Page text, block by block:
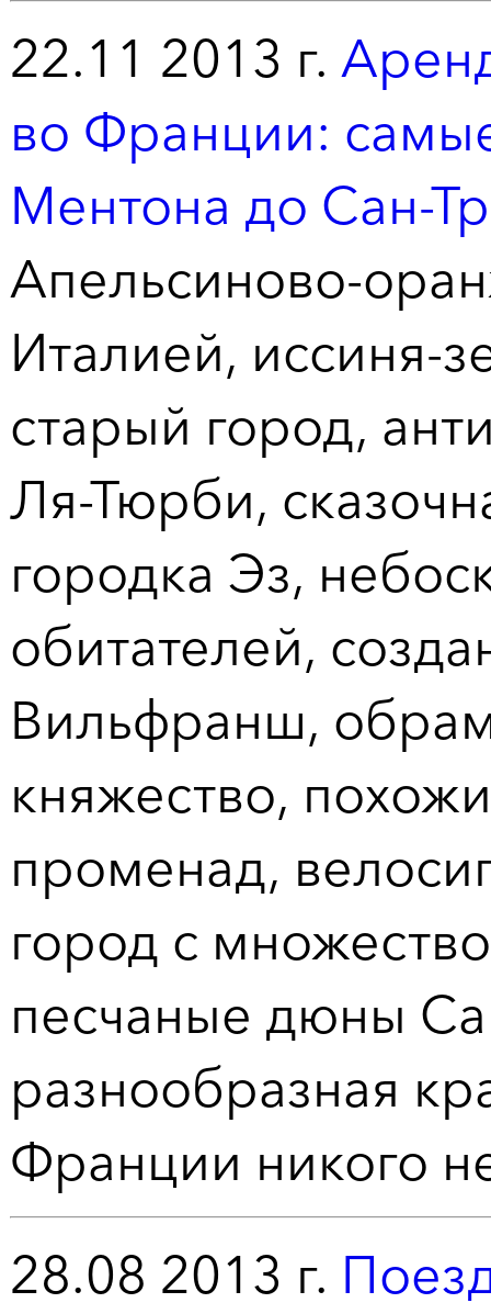
22.11 2013 г.
во Франции:
Ментона до Сан-
Апельсиново-
Италией, иссиня-
старый город,
Ля-Тюрби,
городка Эз,
обитателей,
Вильфранш,
княжество,
променад,
город с
песчаные дюны
разнообразная
Франции никого
28.08 2013 г.